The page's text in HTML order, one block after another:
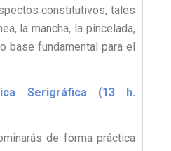
constitutivos, tales
la mancha, la pincelada,
base fundamental para el
Serigráfica (13 h.
de forma práctica